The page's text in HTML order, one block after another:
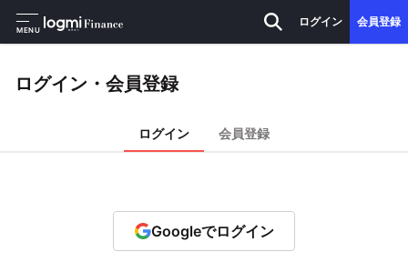
MENU
ログイン 会員登録
ログイン・会員登録
ログイン 会員登録
Googleでログイン